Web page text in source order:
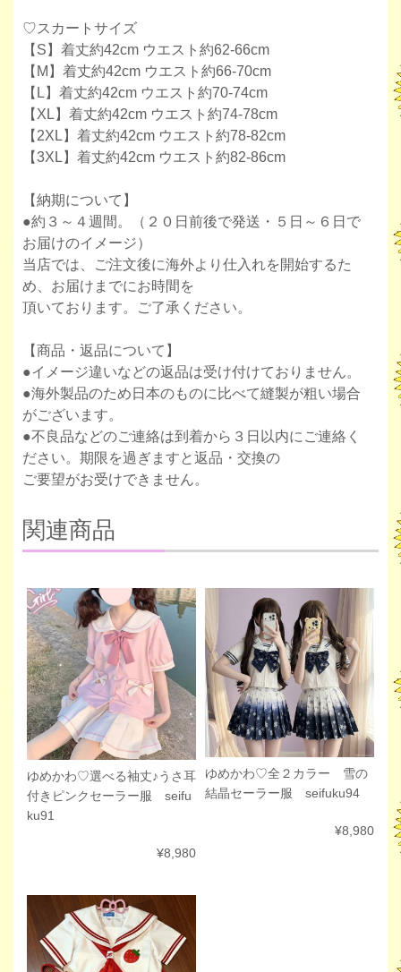
♡スカートサイズ
【S】着丈約42cm ウエスト約62-66cm
【M】着丈約42cm ウエスト約66-70cm
【L】着丈約42cm ウエスト約70-74cm
【XL】着丈約42cm ウエスト約74-78cm
【2XL】着丈約42cm ウエスト約78-82cm
【3XL】着丈約42cm ウエスト約82-86cm
【納期について】
●約３～４週間。（２０日前後で発送・５日～６日で
お届けのイメージ）
当店では、ご注文後に海外より仕入れを開始するた
め、お届けまでにお時間を
頂いております。ご了承ください。
【商品・返品について】
●イメージ違いなどの返品は受け付けておりません。
●海外製品のため日本のものに比べて縫製が粗い場合
がございます。
●不良品などのご連絡は到着から３日以内にご連絡く
ださい。期限を過ぎますと返品・交換の
ご要望がお受けできません。
関連商品
ゆめかわ♡選べる袖丈♪うさ耳
付きピンクセーラー服 seifu
ku91
¥8,980
ゆめかわ♡全２カラー 雪の
結晶セーラー服 seifuku94
¥8,980